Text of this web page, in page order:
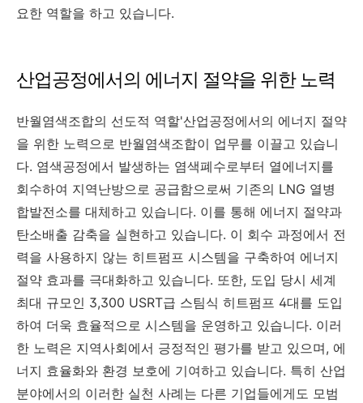
요한 역할을 하고 있습니다.
산업공정에서의 에너지 절약을 위한 노력
반월염색조합의 선도적 역할'산업공정에서의 에너지 절약
을 위한 노력으로 반월염색조합이 업무를 이끌고 있습니
다. 염색공정에서 발생하는 염색폐수로부터 열에너지를
회수하여 지역난방으로 공급함으로써 기존의 LNG 열병
합발전소를 대체하고 있습니다. 이를 통해 에너지 절약과
탄소배출 감축을 실현하고 있습니다. 이 회수 과정에서 전
력을 사용하지 않는 히트펌프 시스템을 구축하여 에너지
절약 효과를 극대화하고 있습니다. 또한, 도입 당시 세계
최대 규모인 3,300 USRT급 스팀식 히트펌프 4대를 도입
하여 더욱 효율적으로 시스템을 운영하고 있습니다. 이러
한 노력은 지역사회에서 긍정적인 평가를 받고 있으며, 에
너지 효율화와 환경 보호에 기여하고 있습니다. 특히 산업
분야에서의 이러한 실천 사례는 다른 기업들에게도 모범